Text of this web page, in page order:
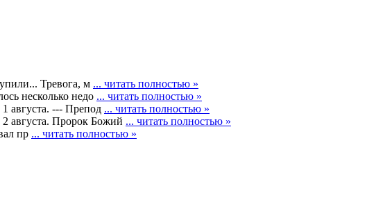
Тревога, м ... читать полностью »
несколько недо ... читать полностью »
--- Препод ... читать полностью »
Пророк Божий ... читать полностью »
пр ... читать полностью »